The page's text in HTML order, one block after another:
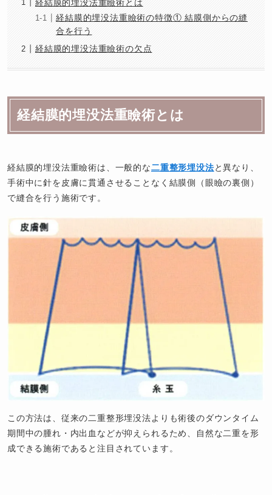
経結膜的埋没法重瞼術とは
経結膜的埋没法重瞼術の特徴① 結膜側からの縫
合を行う
経結膜的埋没法重瞼術の欠点
経結膜的埋没法重瞼術とは
経結膜的埋没法重瞼術は、一般的な二重整形埋没法と異なり、
手術中に針を皮膚に貫通させることなく結膜側（眼瞼の裏側）
で縫合を行う施術です。
この方法は、従来の二重整形埋没法よりも術後のダウンタイム
期間中の腫れ・内出血などが抑えられるため、自然な二重を形
成できる施術であると注目されています。